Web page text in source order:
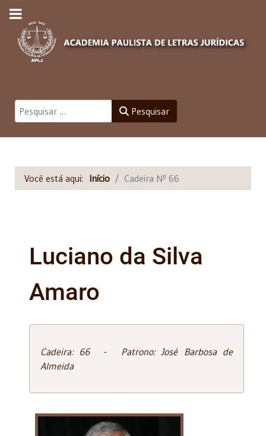
Pesquisar Pesquisar
Você está aqui: Início Cadeira Nº 66
Luciano da Silva
Amaro
Cadeira: 66 - Patrono: José Barbosa de
Almeida